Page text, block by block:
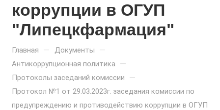
коррупции в ОГУП
"Липецкфармация"
Главная — Документы —
Антикоррупционная политика —
Протоколы заседаний комиссии —
Протокол №1 от 29.03.2023г. заседания комиссии по
предупреждению и противодействию коррупции в ОГУП